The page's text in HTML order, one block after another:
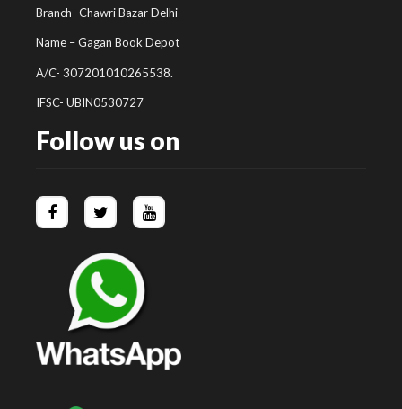
Branch- Chawri Bazar Delhi
Name – Gagan Book Depot
A/C- 307201010265538.
IFSC- UBIN0530727
Follow us on